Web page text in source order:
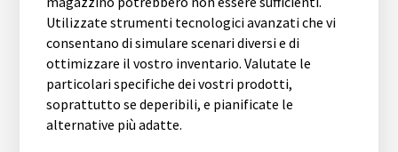
Utilizzate strumenti tecnologici avanzati che vi
consentano di simulare scenari diversi e di
ottimizzare il vostro inventario. Valutate le
particolari specifiche dei vostri prodotti,
soprattutto se deperibili, e pianificate le
alternative più adatte.